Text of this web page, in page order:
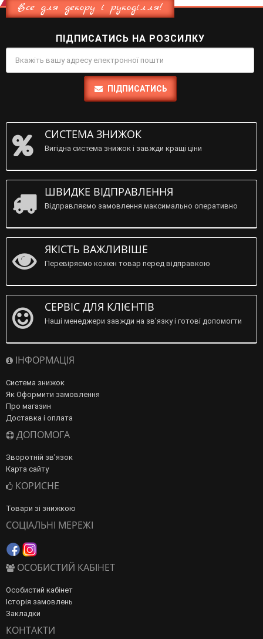
Все для декору і рукоділля!
ПІДПИСАТИСЬ НА РОЗСИЛКУ
ПІДПИСАТИСЬ
СИСТЕМА ЗНИЖОК
Вигідна система знижок і завжди кращі ціни
ШВИДКЕ ВІДПРАВЛЕННЯ
Відправляємо замовлення максимально оперативно
ЯКІСТЬ ВАЖЛИВІШЕ
Перевіряємо кожен товар перед відправкою
СЕРВІС ДЛЯ КЛІЄНТІВ
Наші менеджери завжди на зв'язку і готові допомогти
ІНФОРМАЦІЯ
Система знижок
Як Оформити замовлення
Про магазин
Доставка і оплата
ДОПОМОГА
Зворотній зв’язок
Карта сайту
КОРИСНЕ
Товари зі знижкою
СОЦІАЛЬНІ МЕРЕЖІ
ОСОБИСТИЙ КАБІНЕТ
Особистий кабінет
Історія замовлень
Закладки
КОНТАКТИ